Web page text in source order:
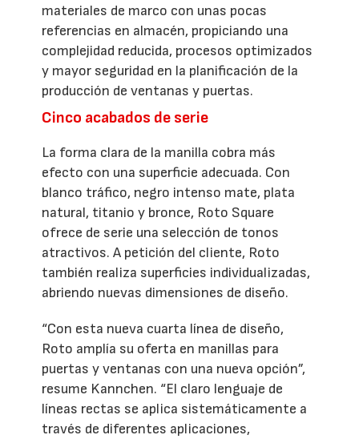
materiales de marco con unas pocas
referencias en almacén, propiciando una
complejidad reducida, procesos optimizados
y mayor seguridad en la planificación de la
producción de ventanas y puertas.
Cinco acabados de serie
La forma clara de la manilla cobra más
efecto con una superficie adecuada. Con
blanco tráfico, negro intenso mate, plata
natural, titanio y bronce, Roto Square
ofrece de serie una selección de tonos
atractivos. A petición del cliente, Roto
también realiza superficies individualizadas,
abriendo nuevas dimensiones de diseño.
“Con esta nueva cuarta línea de diseño,
Roto amplía su oferta en manillas para
puertas y ventanas con una nueva opción”,
resume Kannchen. “El claro lenguaje de
líneas rectas se aplica sistemáticamente a
través de diferentes aplicaciones,